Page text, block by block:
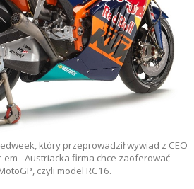
który przeprowadził wywiad z CEO
em - Austriacka firma chce zaoferować
czyli model RC16.